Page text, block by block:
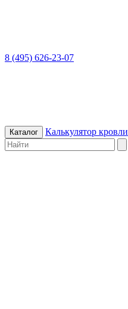
8 (495) 626-23-07
Каталог Калькулятор кровли